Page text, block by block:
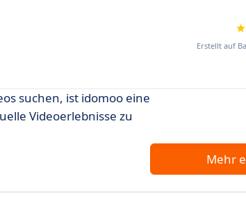
Erstellt auf
suchen, ist idomoo eine
Videoerlebnisse zu
Mehr